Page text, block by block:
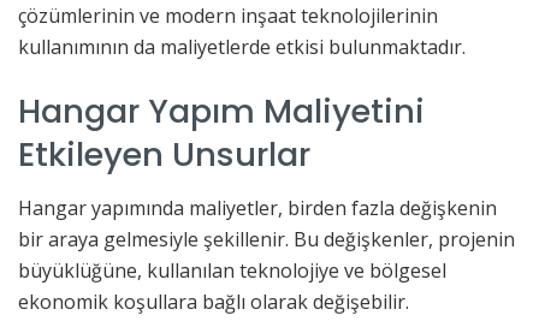
çözümlerinin ve modern inşaat teknolojilerinin
kullanımının da maliyetlerde etkisi bulunmaktadır.
Hangar Yapım Maliyetini
Etkileyen Unsurlar
Hangar yapımında maliyetler, birden fazla değişkenin
bir araya gelmesiyle şekillenir. Bu değişkenler, projenin
büyüklüğüne, kullanılan teknolojiye ve bölgesel
ekonomik koşullara bağlı olarak değişebilir.